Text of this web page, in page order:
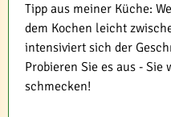
Tipp aus meiner Küche:
dem Kochen leicht
intensiviert sich der
Probieren Sie es aus -
schmecken!